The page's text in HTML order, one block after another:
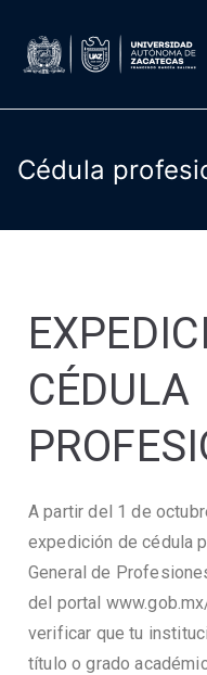
Cédula
CÉDULA
A partir del 1 de
expedición de cédula
General de
del portal
verificar que tu
título o grado